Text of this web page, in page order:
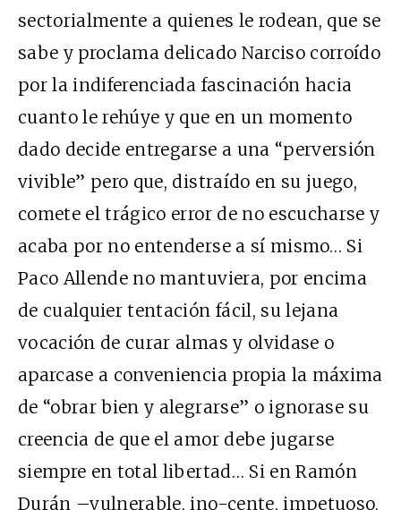
sectorialmente a quienes le rodean, que se
sabe y proclama delicado Narciso corroído
por la indiferenciada fascinación hacia
cuanto le rehúye y que en un momento
dado decide entregarse a una “perversión
vivible” pero que, distraído en su juego,
comete el trágico error de no escucharse y
acaba por no entenderse a sí mismo… Si
Paco Allende no mantuviera, por encima
de cualquier tentación fácil, su lejana
vocación de curar almas y olvidase o
aparcase a conveniencia propia la máxima
de “obrar bien y alegrarse” o ignorase su
creencia de que el amor debe jugarse
siempre en total libertad… Si en Ramón
Durán –vulnerable, ino-cente, impetuoso,